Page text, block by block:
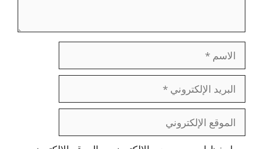
الاسم
البريد
الإلكتروني
الموقع
الإلكتروني